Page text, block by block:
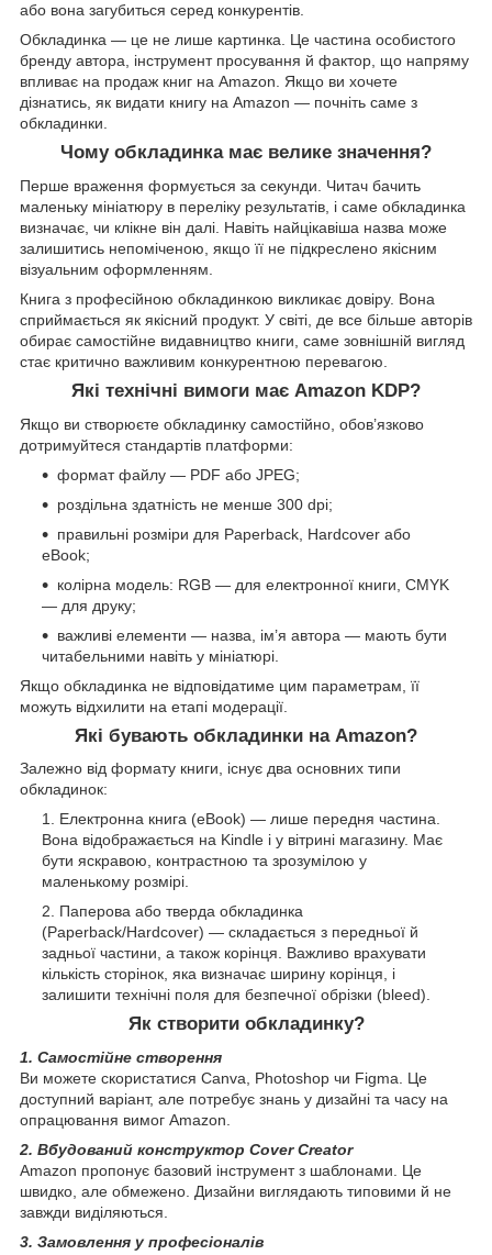
або вона загубиться серед конкурентів.
Обкладинка — це не лише картинка. Це частина особистого
бренду автора, інструмент просування й фактор, що напряму
впливає на продаж книг на Amazon. Якщо ви хочете
дізнатись, як видати книгу на Amazon — почніть саме з
обкладинки.
Чому обкладинка має велике значення?
Перше враження формується за секунди. Читач бачить
маленьку мініатюру в переліку результатів, і саме обкладинка
визначає, чи клікне він далі. Навіть найцікавіша назва може
залишитись непоміченою, якщо її не підкреслено якісним
візуальним оформленням.
Книга з професійною обкладинкою викликає довіру. Вона
сприймається як якісний продукт. У світі, де все більше авторів
обирає самостійне видавництво книги, саме зовнішній вигляд
стає критично важливим конкурентною перевагою.
Які технічні вимоги має Amazon KDP?
Якщо ви створюєте обкладинку самостійно, обов’язково
дотримуйтеся стандартів платформи:
формат файлу — PDF або JPEG;
роздільна здатність не менше 300 dpi;
правильні розміри для Paperback, Hardcover або
eBook;
колірна модель: RGB — для електронної книги, CMYK
— для друку;
важливі елементи — назва, ім’я автора — мають бути
читабельними навіть у мініатюрі.
Якщо обкладинка не відповідатиме цим параметрам, її
можуть відхилити на етапі модерації.
Які бувають обкладинки на Amazon?
Залежно від формату книги, існує два основних типи
обкладинок:
Електронна книга (eBook) — лише передня частина.
Вона відображається на Kindle і у вітрині магазину. Має
бути яскравою, контрастною та зрозумілою у
маленькому розмірі.
Паперова або тверда обкладинка
(Paperback/Hardcover) — складається з передньої й
задньої частини, а також корінця. Важливо врахувати
кількість сторінок, яка визначає ширину корінця, і
залишити технічні поля для безпечної обрізки (bleed).
Як створити обкладинку?
1. Самостійне створення
Ви можете скористатися Canva, Photoshop чи Figma. Це
доступний варіант, але потребує знань у дизайні та часу на
опрацювання вимог Amazon.
2. Вбудований конструктор Cover Creator
Amazon пропонує базовий інструмент з шаблонами. Це
швидко, але обмежено. Дизайни виглядають типовими й не
завжди виділяються.
3. Замовлення у професіоналів